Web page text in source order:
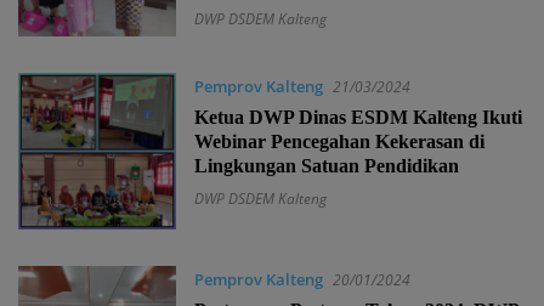
DWP DSDEM Kalteng
Pemprov Kalteng 21/03/2024
Ketua DWP Dinas ESDM Kalteng Ikuti
Webinar Pencegahan Kekerasan di
Lingkungan Satuan Pendidikan
DWP DSDEM Kalteng
Pemprov Kalteng 20/01/2024